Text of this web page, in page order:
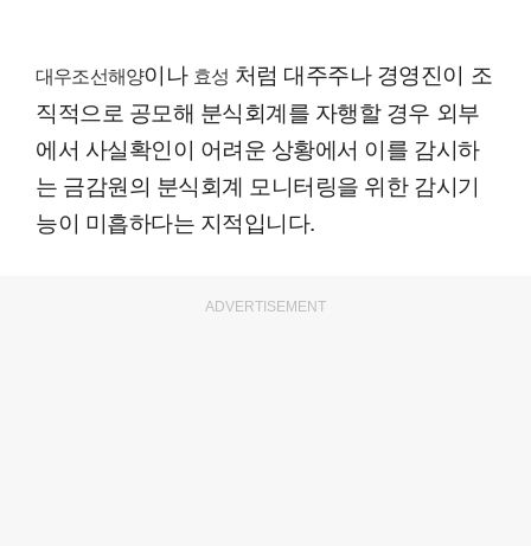
대우조선해양이나 효성 처럼 대주주나 경영진이 조
직적으로 공모해 분식회계를 자행할 경우 외부
에서 사실확인이 어려운 상황에서 이를 감시하
는 금감원의 분식회계 모니터링을 위한 감시기
능이 미흡하다는 지적입니다.
ADVERTISEMENT